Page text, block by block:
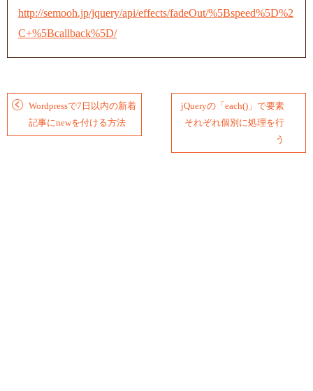
http://semooh.jp/jquery/api/effects/fadeOut/%5Bspeed%5D%2
C+%5Bcallback%5D/
Wordpressで7日以内の新着
記事にnewを付ける方法
jQueryの「each()」で要素
それぞれ個別に処理を行
う